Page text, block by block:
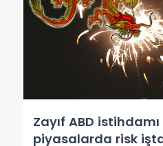
Zayıf ABD
piyasalarda risk